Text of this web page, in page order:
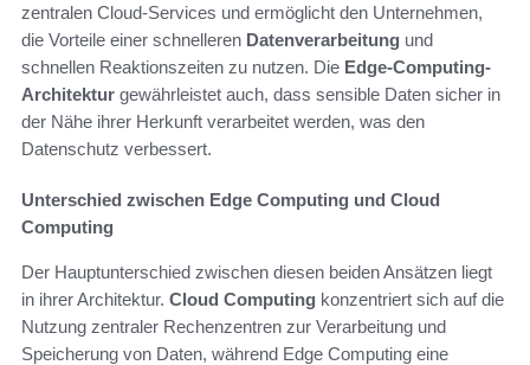
zentralen Cloud-Services und ermöglicht den Unternehmen,
die Vorteile einer schnelleren Datenverarbeitung und
schnellen Reaktionszeiten zu nutzen. Die Edge-Computing-
Architektur gewährleistet auch, dass sensible Daten sicher in
der Nähe ihrer Herkunft verarbeitet werden, was den
Datenschutz verbessert.
Unterschied zwischen Edge Computing und Cloud
Computing
Der Hauptunterschied zwischen diesen beiden Ansätzen liegt
in ihrer Architektur. Cloud Computing konzentriert sich auf die
Nutzung zentraler Rechenzentren zur Verarbeitung und
Speicherung von Daten, während Edge Computing eine